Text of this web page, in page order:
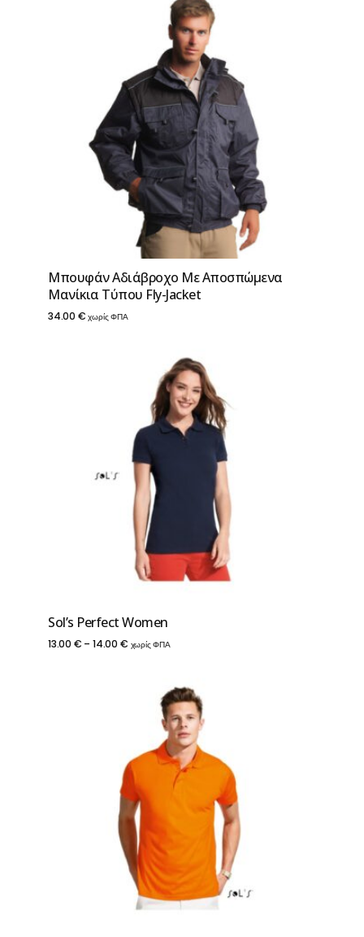
Μπουφάν Αδιάβροχο Με Αποσπώμενα
Μανίκια Τύπου Fly-Jacket
34.00 € χωρίς ΦΠΑ
Sol’s Perfect Women
13.00 € – 14.00 €Price
13.00 €
through
14.00 €
χωρίς ΦΠΑ